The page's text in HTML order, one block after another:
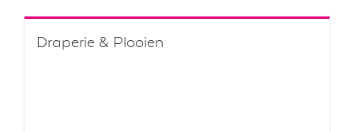
Draperie & Plooien